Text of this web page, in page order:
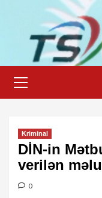
content
Menu
Kriminal
DİN-in
verilən
0